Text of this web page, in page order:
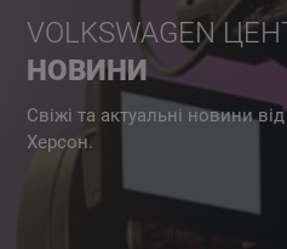
VOLKSWAGEN
НОВИНИ
Свіжі та актуальні новини
Херсон.